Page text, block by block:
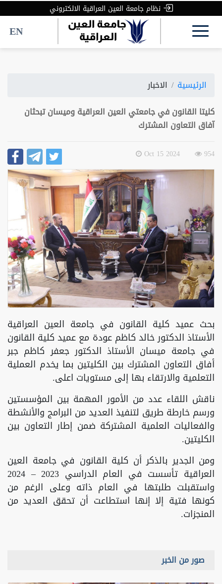
نظام جامعة العين العراقية الالكتروني
EN
الرئيسية
الاخبار
كليتا القانون في جامعتي العين العراقية وميسان تبحثان
آفاق التعاون المشترك
954
2024 Oct 15
بحث عميد كلية القانون في جامعة العين العراقية
الأستاذ الدكتور خالد كاظم عودة مع عميد كلية القانون
في جامعة ميسان الأستاذ الدكتور جعفر كاظم جبر
أفاق التعاون المشترك بين الكليتين بما يخدم العملية
التعلمية والارتقاء بها إلى مستويات اعلى.
ناقش اللقاء عدد من الأمور المهمة بين المؤسستين
ورسم خارطة طريق لتنفيذ العديد من البرامج والأنشطة
والفعاليات العلمية المشتركة ضمن إطار التعاون بين
الكليتين.
ومن الجدير بالذكر أن كلية القانون في جامعة العين
العراقية تأسست في العام الدراسي 2023 – 2024
واستقبلت طلبتها في العام ذاته وعلى الرغم من
كونها فتية إلا إنها استطاعت أن تحقق العديد من
المنجزات.
صور من الخبر